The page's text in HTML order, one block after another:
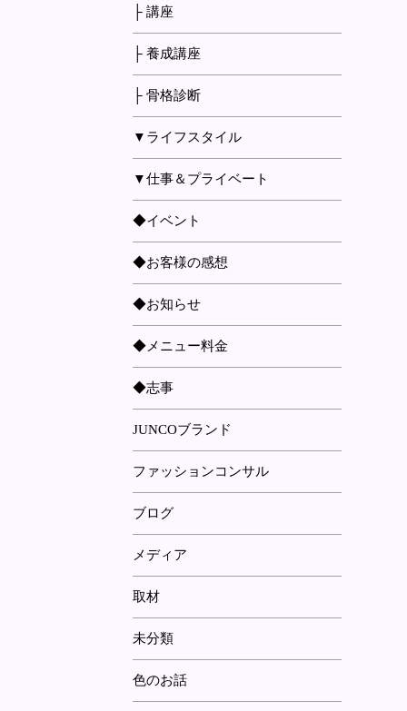
├ 講座
├ 養成講座
├ 骨格診断
▼ライフスタイル
▼仕事＆プライベート
◆イベント
◆お客様の感想
◆お知らせ
◆メニュー料金
◆志事
JUNCOブランド
ファッションコンサル
ブログ
メディア
取材
未分類
色のお話